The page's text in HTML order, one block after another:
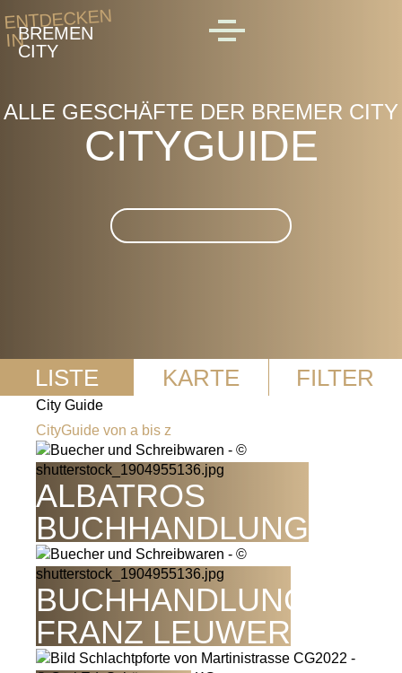
Skip to main content
ENTDECKEN
INBREMEN
CITY
MENU
ALLE GESCHÄFTE DER BREMER CITY
CITYGUIDE
Suche im CityGuide
LISTE KARTE FILTER
City Guide
CityGuide von a bis z
ALBATROS
BUCHHANDLUNG
BUCHHANDLUNG
FRANZ LEUWER